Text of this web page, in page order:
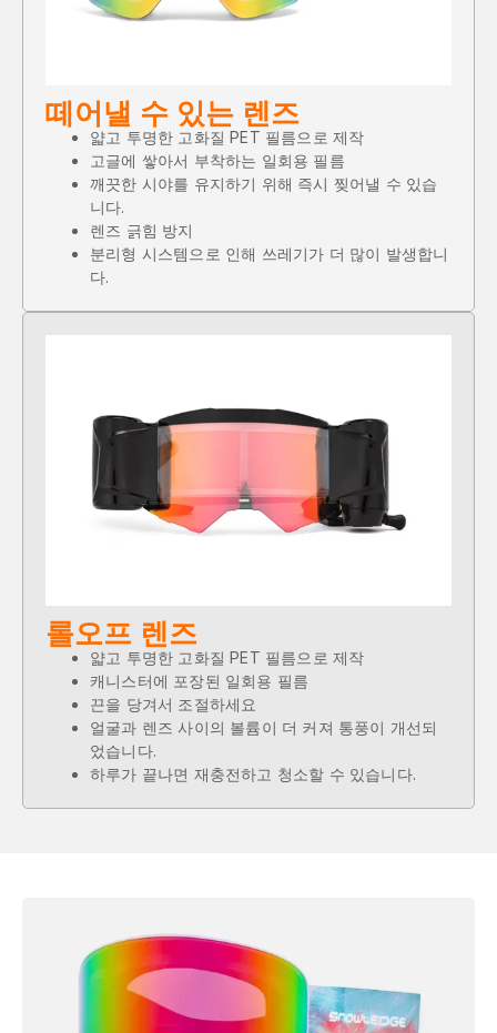
떼어낼 수 있는 렌즈
얇고 투명한 고화질 PET 필름으로 제작
고글에 쌓아서 부착하는 일회용 필름
깨끗한 시야를 유지하기 위해 즉시 찢어낼 수 있습
니다.
렌즈 긁힘 방지
분리형 시스템으로 인해 쓰레기가 더 많이 발생합니
다.
롤오프 렌즈
얇고 투명한 고화질 PET 필름으로 제작
캐니스터에 포장된 일회용 필름
끈을 당겨서 조절하세요
얼굴과 렌즈 사이의 볼륨이 더 커져 통풍이 개선되
었습니다.
하루가 끝나면 재충전하고 청소할 수 있습니다.